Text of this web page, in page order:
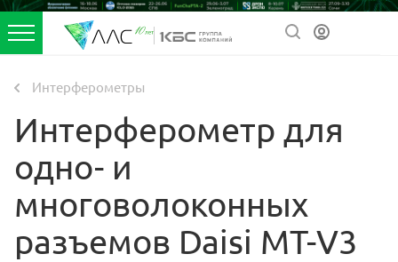
Интерферометры
Интерферометр для
одно- и
многоволоконных
разъемов Daisi MT-V3